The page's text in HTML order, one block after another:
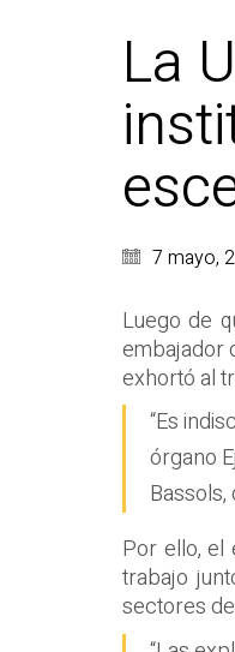
La
7 mayo,
Luego de
embajador
exhortó al
“Es
órgano
Por ello, el
trabajo
sectores